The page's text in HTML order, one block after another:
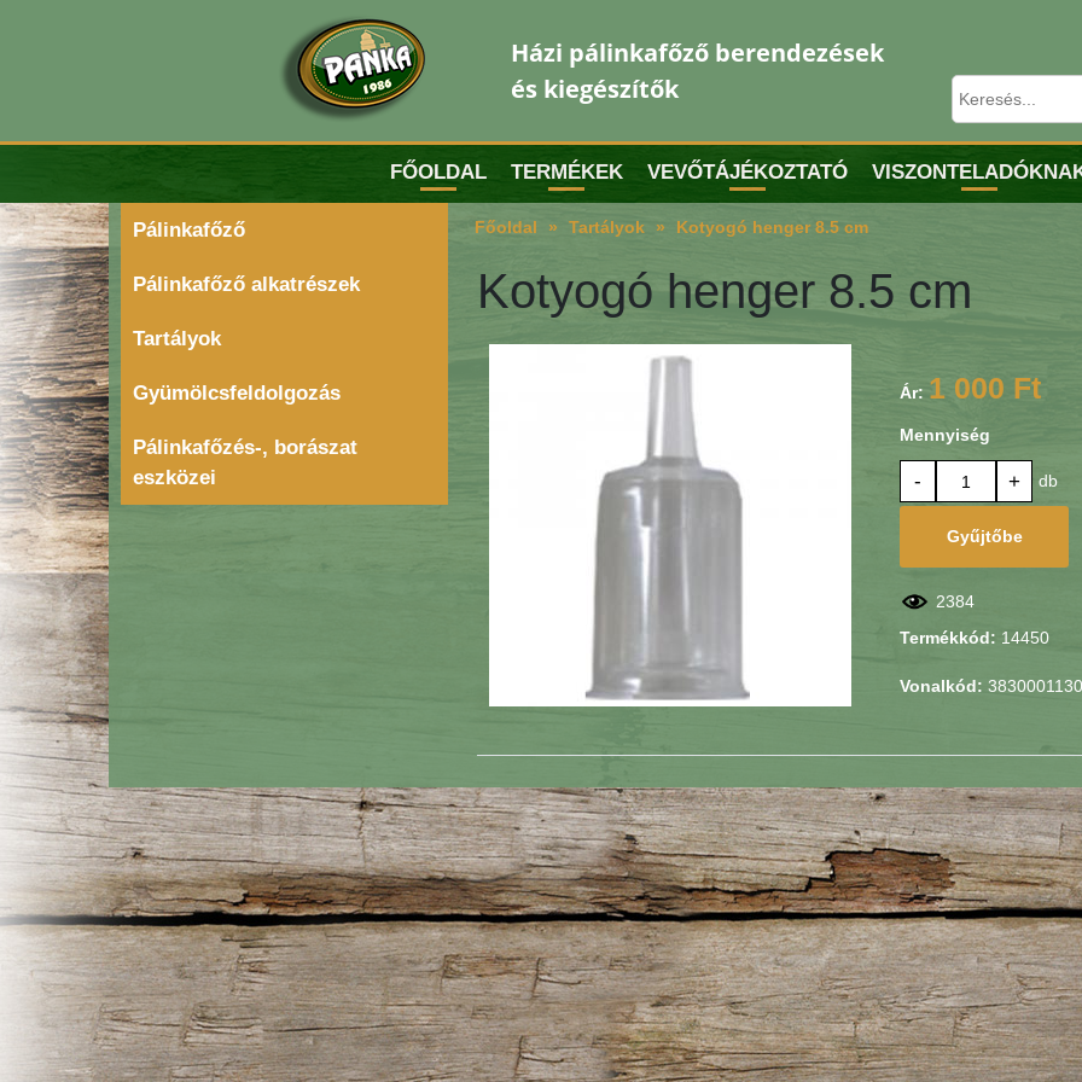
Házi pálinkafőző berendezések
és kiegészítők
FŐOLDAL TERMÉKEK VEVŐTÁJÉKOZTATÓ
Pálinkafőző
Pálinkafőző alkatrészek
Tartályok
Gyümölcsfeldolgozás
Pálinkafőzés-, borászat
eszközei
Főoldal Tartályok Kotyogó henger 8.5 cm
Kotyogó henger 8.5 cm
Ár: 1 000 Ft
Mennyiség
- + db
Gyűjtőbe
2384
Termékkód: 14450
Vonalkód: